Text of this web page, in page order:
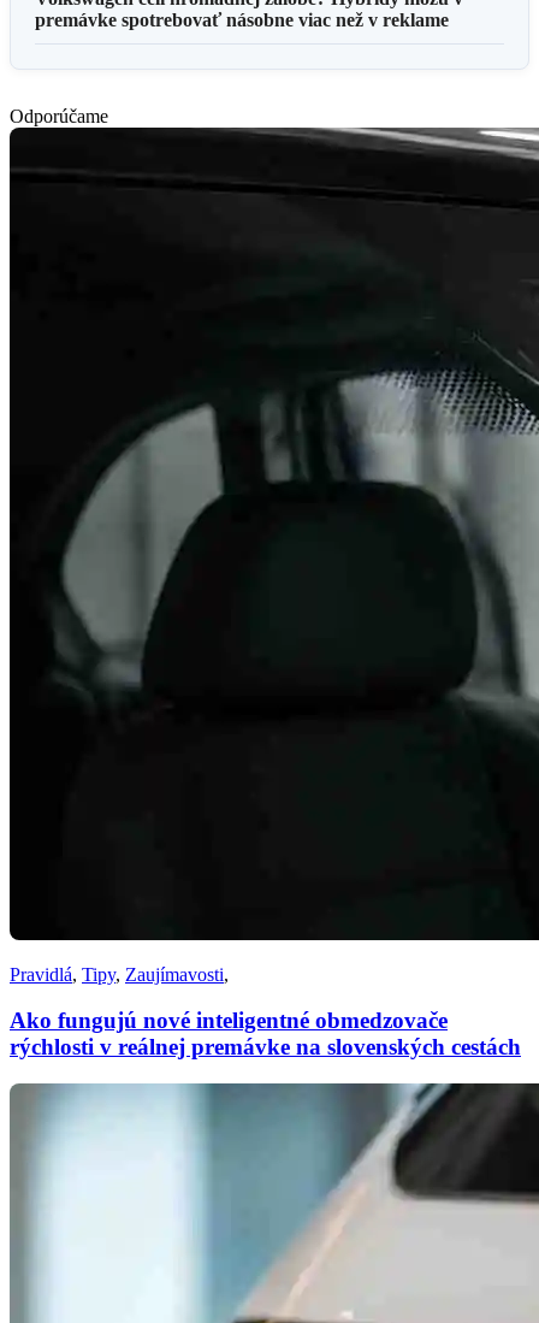
premávke spotrebovať násobne viac než v reklame
Odporúčame
Pravidlá, Tipy, Zaujímavosti,
Ako fungujú nové inteligentné obmedzovače
rýchlosti v reálnej premávke na slovenských cestách